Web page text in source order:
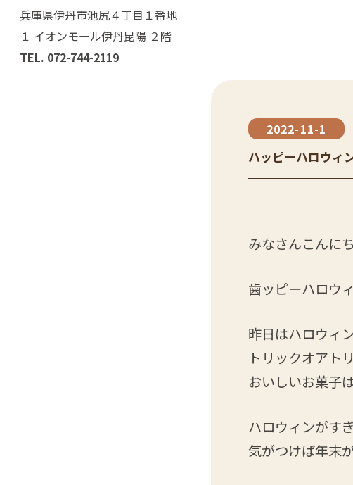
兵庫県伊丹市池尻４丁目１番地
１ イオンモール伊丹昆陽 ２階
TEL. 072-744-2119
2022-11-1
ハッピーハロウィ
みなさんこんに
歯ッピーハロウ
昨日はハロウィ
トリックオアト
おいしいお菓子
ハロウィンがす
気がつけば年末